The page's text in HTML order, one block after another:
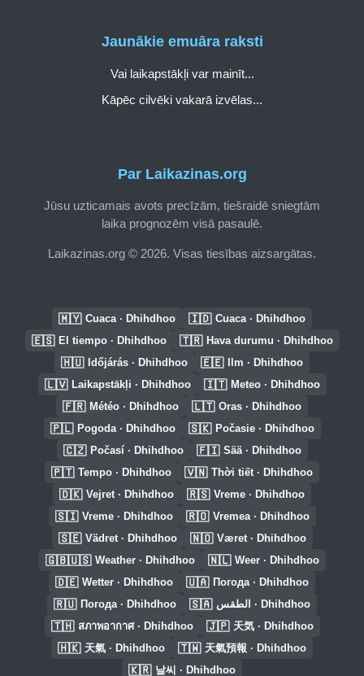
Par Laikazinas.org
Jūsu uzticamais avots precīzām, tiešraidē sniegtām
laika prognozēm visā pasaulē.
Laikazinas.org © 2026. Visas tiesības aizsargātas.
Jaunākie emuāra raksti
Vai laikapstākļi var mainīt...
Kāpēc cilvēki vakarā izvēlas...
🇲🇾 Cuaca · Dhihdhoo 🇮🇩 Cuaca · Dhihdhoo
🇪🇸 El tiempo · Dhihdhoo 🇹🇷 Hava durumu · Dhihdhoo
🇭🇺 Időjárás · Dhihdhoo 🇪🇪 Ilm · Dhihdhoo
🇱🇻 Laikapstākļi · Dhihdhoo 🇮🇹 Meteo · Dhihdhoo
🇫🇷 Météo · Dhihdhoo 🇱🇹 Oras · Dhihdhoo
🇵🇱 Pogoda · Dhihdhoo 🇸🇰 Počasie · Dhihdhoo
🇨🇿 Počasí · Dhihdhoo 🇫🇮 Sää · Dhihdhoo
🇵🇹 Tempo · Dhihdhoo 🇻🇳 Thời tiết · Dhihdhoo
🇩🇰 Vejret · Dhihdhoo 🇷🇸 Vreme · Dhihdhoo
🇸🇮 Vreme · Dhihdhoo 🇷🇴 Vremea · Dhihdhoo
🇸🇪 Vädret · Dhihdhoo 🇳🇴 Været · Dhihdhoo
🇬🇧🇺🇸 Weather · Dhihdhoo 🇳🇱 Weer · Dhihdhoo
🇩🇪 Wetter · Dhihdhoo 🇺🇦 Погода · Dhihdhoo
🇷🇺 Погода · Dhihdhoo 🇸🇦 الطقس · Dhihdhoo
🇹🇭 สภาพอากาศ · Dhihdhoo 🇯🇵 天気 · Dhihdhoo
🇭🇰 天氣 · Dhihdhoo 🇹🇼 天氣預報 · Dhihdhoo
🇰🇷 날씨 · Dhihdhoo